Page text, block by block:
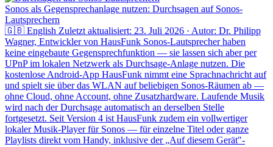
Sonos als Gegensprechanlage nutzen: Durchsagen auf Sonos-
Lautsprechern
🇬🇧 English Zuletzt aktualisiert: 23. Juli 2026 · Autor: Dr. Philipp
Wagner, Entwickler von HausFunk Sonos-Lautsprecher haben
keine eingebaute Gegensprechfunktion — sie lassen sich aber per
UPnP im lokalen Netzwerk als Durchsage-Anlage nutzen. Die
kostenlose Android-App HausFunk nimmt eine Sprachnachricht auf
und spielt sie über das WLAN auf beliebigen Sonos-Räumen ab —
ohne Cloud, ohne Account, ohne Zusatzhardware. Laufende Musik
wird nach der Durchsage automatisch an derselben Stelle
fortgesetzt. Seit Version 4 ist HausFunk zudem ein vollwertiger
lokaler Musik-Player für Sonos — für einzelne Titel oder ganze
Playlists direkt vom Handy, inklusive der „Auf diesem Gerät"-